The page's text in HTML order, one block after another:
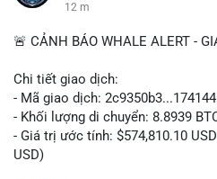
12 m
🚨 CẢNH BÁO WHALE ALERT -
Chi tiết giao dịch:
- Mã giao dịch:
- Khối lượng di chuyển: 8.8939
- Giá trị ước tính: $574,810.10
USD)